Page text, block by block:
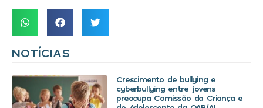
NOTÍCIAS
Crescimento de bullying e
cyberbullying entre jovens
preocupa Comissão da Criança e